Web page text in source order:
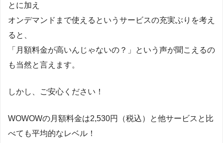
とに加え
オンデマンドまで使えるというサービスの充実ぶりを考え
ると、
「月額料金が高いんじゃないの？」という声が聞こえるの
も当然と言えます。
しかし、ご安心ください！
WOWOWの月額料金は2,530円（税込）と他サービスと比
べても平均的なレベル！